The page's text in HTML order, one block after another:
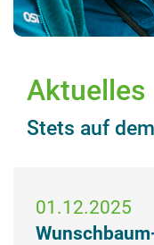
Aktuelles
Stets auf
01.12.2025